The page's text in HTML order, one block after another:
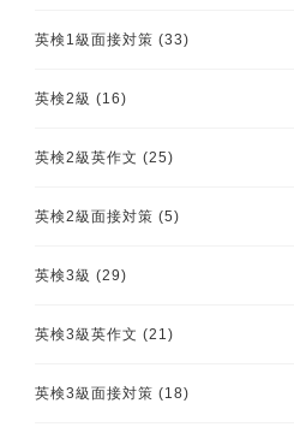
英検1級面接対策 (33)
英検2級 (16)
英検2級英作文 (25)
英検2級面接対策 (5)
英検3級 (29)
英検3級英作文 (21)
英検3級面接対策 (18)